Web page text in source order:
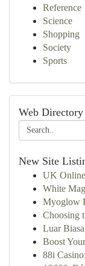
Reference
Science
Shopping
Society
Sports
Web Directory
New Site
UK
White
Myoglow
Choosing
Luar Biasa
Boost
88i